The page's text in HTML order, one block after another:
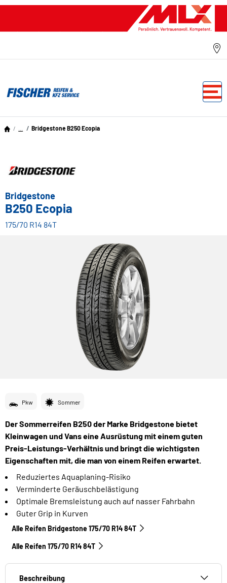
Bridgestone B250 Ecopia
Bridgestone
B250 Ecopia
175/70 R14 84T
Pkw Sommer
Der Sommerreifen B250 der Marke Bridgestone bietet
Kleinwagen und Vans eine Ausrüstung mit einem guten
Preis-Leistungs-Verhältnis und bringt die wichtigsten
Eigenschaften mit, die man von einem Reifen erwartet.
Reduziertes Aquaplaning-Risiko
Verminderte Geräuschbelästigung
Optimale Bremsleistung auch auf nasser Fahrbahn
Guter Grip in Kurven
Alle Reifen Bridgestone 175/70 R14 84T
Alle Reifen‎ 175/70 R14 84T
Beschreibung